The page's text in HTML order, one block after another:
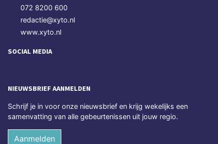
072 8200 600
redactie@xyto.nl
www.xyto.nl
SOCIAL MEDIA
NIEUWSBRIEF AANMELDEN
Schrijf je in voor onze nieuwsbrief en krijg wekelijks een
samenvatting van alle gebeurtenissen uit jouw regio.
Aanmelden